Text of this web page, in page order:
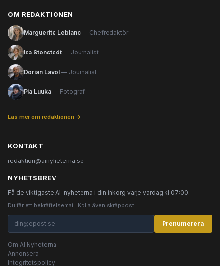
OM REDAKTIONEN
Marguerite Leblanc — Chefredaktör
Isa Stenstedt — Journalist
Dorian Lavol — Journalist
Pia Luuka — Fotograf
Läs mer om redaktionen →
KONTAKT
redaktion@ainyheterna.se
NYHETSBREV
Få de viktigaste AI-nyheterna i din inkorg varje vardag kl 07:00.
Du får ett bekräftelsemail. Kolla även skräppost.
Prenumerera
Om AI Nyheterna
Annonsera
Integritetspolicy